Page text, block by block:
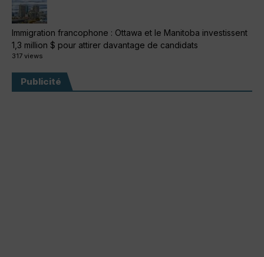
Immigration francophone : Ottawa et le Manitoba investissent
1,3 million $ pour attirer davantage de candidats
317 views
Publicité